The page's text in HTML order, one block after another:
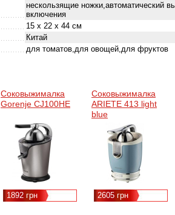
нескользящие ножки,автоматический
включения
15 х 22 х 44 см
Китай
для томатов,для овощей,для фруктов
Соковыжималка
Gorenje CJ100HE
1892 грн
Соковыжималка
ARIETE 413 light
blue
2605 грн